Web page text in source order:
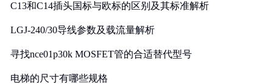
C13和C14插头国标与欧标的区别及其标准解析
LGJ-240/30导线参数及载流量解析
寻找nce01p30k MOSFET管的合适替代型号
电梯的尺寸有哪些规格